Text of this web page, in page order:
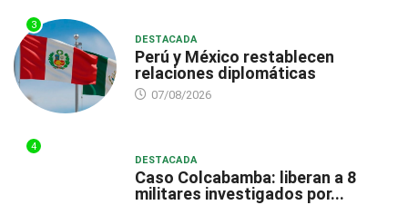
3
DESTACADA
Perú y México restablecen
relaciones diplomáticas
07/08/2026
4
DESTACADA
Caso Colcabamba: liberan a 8
militares investigados por...